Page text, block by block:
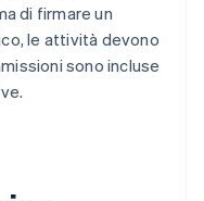
di firmare un
le attività devono
sono incluse